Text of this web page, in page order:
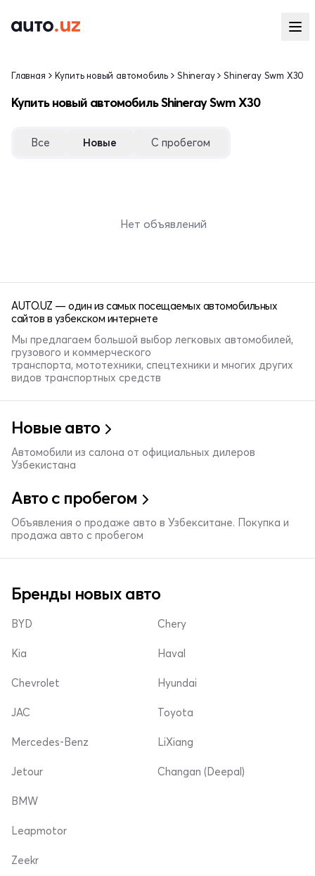
Главная Купить новый автомобиль Shineray Shineray Swm X30
Купить новый автомобиль Shineray Swm X30
Все Новые С пробегом
Нет объявлений
AUTO.UZ — один из самых посещаемых автомобильных
сайтов в узбекском интернете
Мы предлагаем большой выбор легковых автомобилей,
грузового и коммерческого
транспорта, мототехники, спецтехники и многих других
видов транспортных средств
Новые авто
Автомобили из салона от официальных дилеров
Узбекистана
Авто с пробегом
Объявления о продаже авто в Узбекситане. Покупка и
продажа авто с пробегом
Бренды новых авто
BYD
Kia
Chevrolet
Chery
Haval
Hyundai
JAC
Mercedes-Benz
Jetour
Toyota
LiXiang
Changan (Deepal)
BMW
Leapmotor
Zeekr